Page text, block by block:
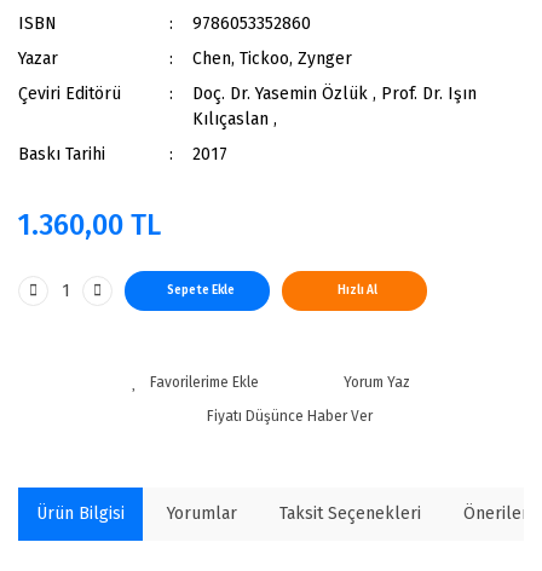
ISBN
9786053352860
Yazar
Chen, Tickoo, Zynger
Çeviri Editörü
Doç. Dr. Yasemin Özlük , Prof. Dr. Işın
Kılıçaslan ,
Baskı Tarihi
2017
1.360,00 TL
Sepete Ekle Hızlı Al
Yorum Yaz
Fiyatı Düşünce Haber Ver
Ürün Bilgisi Yorumlar Taksit Seçenekleri